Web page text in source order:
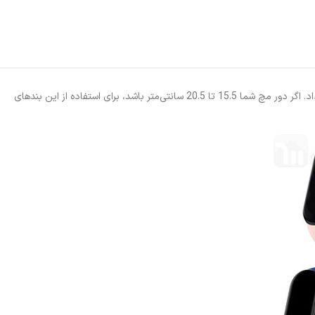
علاوه بر تنوع بالا در رنگبندی، در طراحی این بند نیز سنگ تمام گذاشته شده است. سگک بند به صورت میخی طراحی شده و اجازه تنظیم سایز را به شما خواهد داد. اگر دور مچ شما 15.5 تا 20.5 سانتی‌متر باشد، برای استفاده از این بندهای